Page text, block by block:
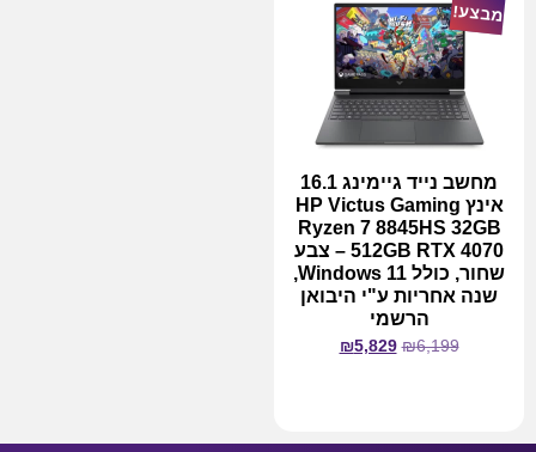
מבצע!
מחשב נייד גיימינג 16.1
אינץ HP Victus Gaming
Ryzen 7 8845HS 32GB
512GB RTX 4070 – צבע
שחור, כולל Windows 11,
שנה אחריות ע"י היבואן
הרשמי
₪6,199
₪5,829